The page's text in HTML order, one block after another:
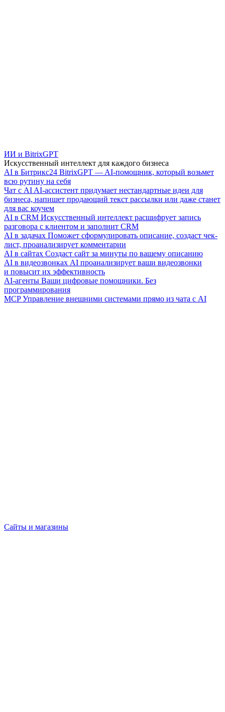
ИИ и BitrixGPT
Искусственный интеллект для каждого бизнеса
AI в Битрикс24 BitrixGPT — AI-помощник, который возьмет
всю рутину на себя
Чат с AI AI-ассистент придумает нестандартные идеи для
бизнеса, напишет продающий текст рассылки или даже станет
для вас коучем
AI в CRM Искусственный интеллект расшифрует запись
разговора с клиентом и заполнит CRM
AI в задачах Поможет сформулировать описание, создаст чек-
лист, проанализирует комментарии
AI в сайтах Создаст сайт за минуты по вашему описанию
AI в видеозвонках AI проанализирует ваши видеозвонки
и повысит их эффективность
AI-агенты Ваши цифровые помощники. Без
программирования
MCP Управление внешними системами прямо из чата с AI
Сайты и магазины